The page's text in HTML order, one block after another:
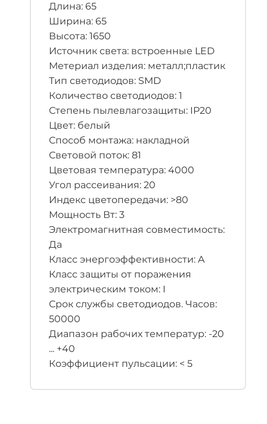
Длина: 65
Ширина: 65
Высота: 1650
Источник света: встроенные LED
Метериал изделия: металл;пластик
Тип светодиодов: SMD
Количество светодиодов: 1
Степень пылевлагозащиты: IP20
Цвет: белый
Способ монтажа: накладной
Световой поток: 81
Цветовая температура: 4000
Угол рассеивания: 20
Индекс цветопередачи: >80
Мощность Вт: 3
Электромагнитная совместимость:
Да
Класс энергоэффективности: A
Класс защиты от поражения
электрическим током: I
Срок службы светодиодов. Часов:
50000
Диапазон рабочих температур: -20
... +40
Коэффициент пульсации: < 5